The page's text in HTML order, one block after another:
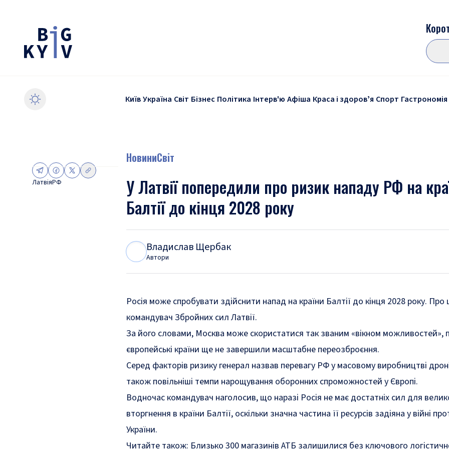
КиївУкраїна Світ Бізнес Політика Інтерв'ю Афіша Краса і здоровʼя Спорт Гастрономія
ЛатвіяРФ
НовиниСвіт
У Латвії попередили про ризик нападу РФ на
Балтії до кінця 2028 року
Владислав Щербак
Автори
Росія може спробувати здійснити напад на країни Балтії до кінця 2028 року. Про
командувач Збройних сил Латвії.
За його словами, Москва може скористатися так званим «вікном можливостей»,
європейські країни ще не завершили масштабне переозброєння.
Серед факторів ризику генерал назвав перевагу РФ у масовому виробництві
також повільніші темпи нарощування оборонних спроможностей у Європі.
Водночас командувач наголосив, що наразі Росія не має достатніх сил для
вторгнення в країни Балтії, оскільки значна частина її ресурсів задіяна у війні
України.
Читайте також: Близько 300 магазинів АТБ залишилися без ключового